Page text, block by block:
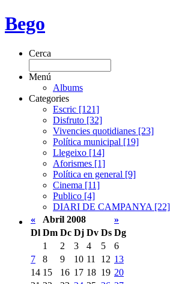
Bego
Cerca
Menú
Albums
Categories
Escric [121]
Disfruto [32]
Vivencies quotidianes [23]
Política municipal [19]
Llegeixo [14]
Aforismes [1]
Política en general [9]
Cinema [11]
Publico [4]
DIARI DE CAMPANYA [22]
«
Abril 2008
»
Dl Dm Dc Dj Dv Ds Dg
1
2 3 4 5
6
7
8 9 10 11 12 13
14 15 16 17 18 19 20